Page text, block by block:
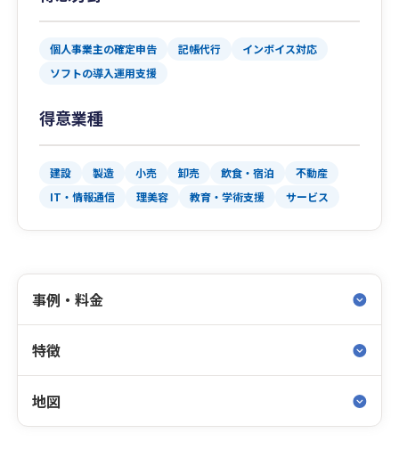
個人事業主の確定申告 記帳代行
インボイス対応
ソフトの導入運用支援
得意業種
建設 製造 小売 卸売 飲食・宿泊
不動産
IT・情報通信
理美容 教育・学術支援 サービス
事例・料金
特徴
地図